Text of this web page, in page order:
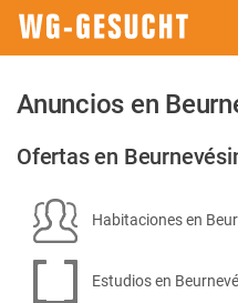
Anuncios en
Ofertas en
Habitaciones en
Estudios en